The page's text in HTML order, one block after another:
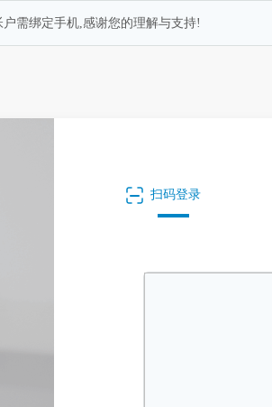
需绑定手机,感谢您的理解与支持!
扫码登录